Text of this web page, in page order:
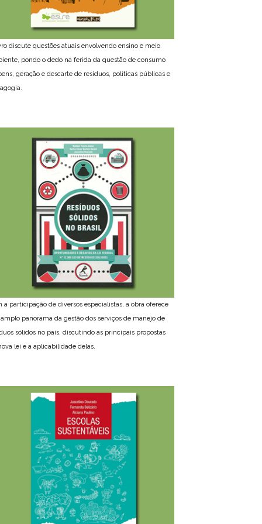
discute questões atuais envolvendo ensino e meio
pondo o dedo na ferida da questão de consumo
geração e descarte de resíduos, políticas públicas e
a participação de diversos especialistas, a obra oferece
panorama da gestão dos serviços de manejo de
sólidos no país, discutindo as principais propostas
lei e a aplicabilidade delas.